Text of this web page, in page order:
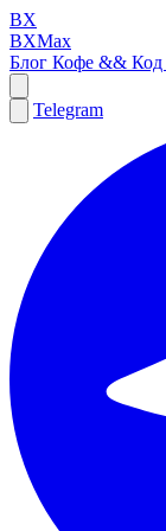
BX
BXMax
Блог Кофе && Код
Telegram